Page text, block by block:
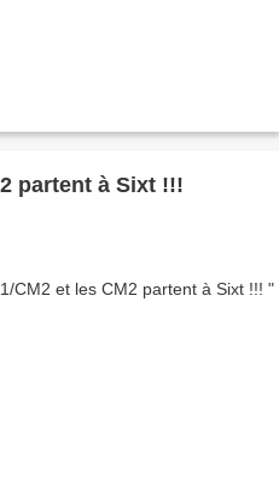
partent à Sixt !!!